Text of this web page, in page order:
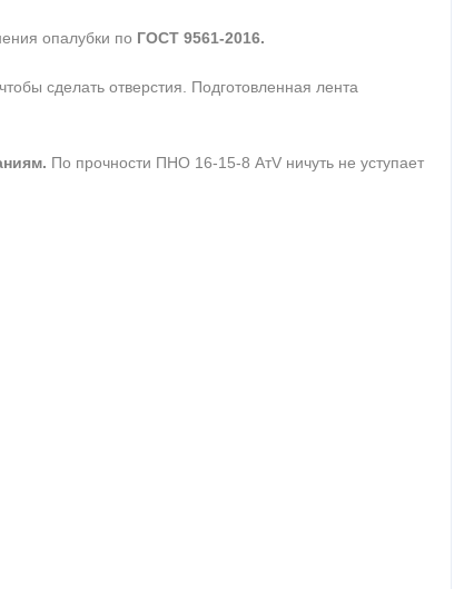
опалубки по ГОСТ 9561-2016.
сделать отверстия. Подготовленная лента
По прочности ПНО 16-15-8 АтV ничуть не уступает